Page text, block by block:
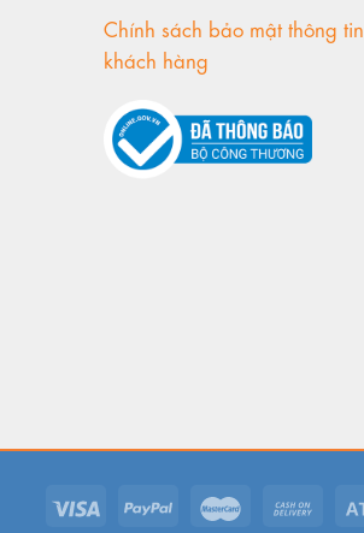
Chính sách bảo mật thông tin
khách hàng